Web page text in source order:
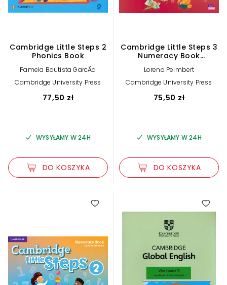
Cambridge Little Steps 2
Phonics Book
Pamela Bautista GarcĂ­a
Cambridge University Press
77,50 zł
WYSYŁAMY W 24H
DO KOSZYKA
Cambridge Little Steps 3
Numeracy Book
Lorena Peimbert
Cambridge University Press
75,50 zł
WYSYŁAMY W 24H
DO KOSZYKA